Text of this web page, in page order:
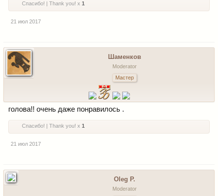
Спасибо! | Thank you! x 1
21 июл 2017
Шаменков
Moderator
Мастер
голова!! очень даже понравилось .
Спасибо! | Thank you! x 1
21 июл 2017
Oleg P.
Moderator